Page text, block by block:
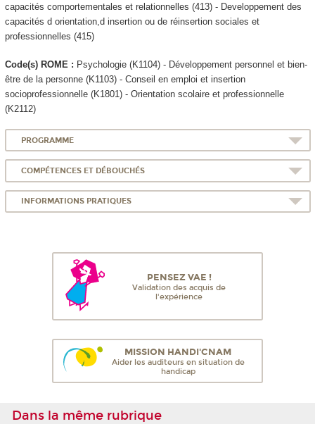
capacités comportementales et relationnelles (413) - Developpement des
capacités d orientation,d insertion ou de réinsertion sociales et
professionnelles (415)
Code(s) ROME : Psychologie (K1104) - Développement personnel et bien-
être de la personne (K1103) - Conseil en emploi et insertion
socioprofessionnelle (K1801) - Orientation scolaire et professionnelle
(K2112)
PROGRAMME
COMPÉTENCES ET DÉBOUCHÉS
INFORMATIONS PRATIQUES
PENSEZ VAE !
Validation des acquis de
l'expérience
MISSION HANDI'CNAM
Aider les auditeurs en situation de
handicap
Dans la même rubrique